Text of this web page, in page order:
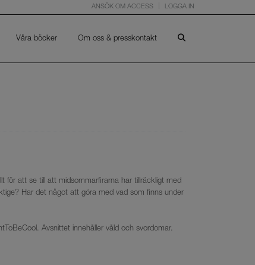
ANSÖK OM ACCESS LOGGA IN
Våra böcker Om oss & presskontakt
för att se till att midsommarfirarna har tillräckligt med
Har det något att göra med vad som finns under
Avsnittet innehåller våld och svordomar.